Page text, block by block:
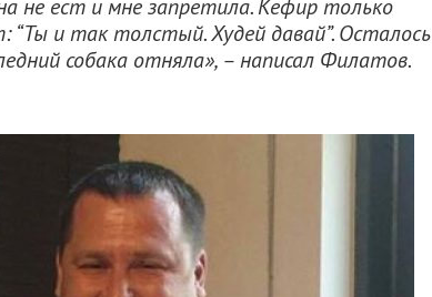
не ест и мне запретила. Кефир только
“Ты и так толстый. Худей давай”. Осталось
собака отняла», – написал Филатов.